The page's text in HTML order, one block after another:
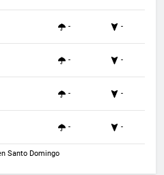
- -
- -
- -
- -
Santo Domingo